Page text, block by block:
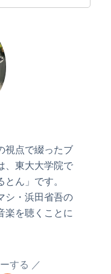
視点で綴ったブ
、東大大学院で
ん」です。
シ・浜田省吾の
楽を聴くことに
する